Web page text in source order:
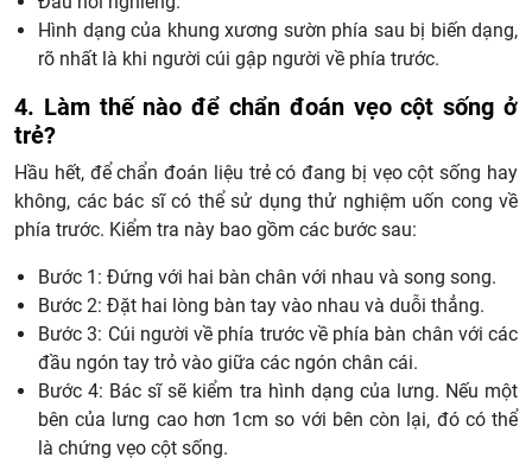
Hình dạng của khung xương sườn phía sau bị biến dạng,
rõ nhất là khi người cúi gập người về phía trước.
4. Làm thế nào để chẩn đoán vẹo cột sống ở
trẻ?
Hầu hết, để chẩn đoán liệu trẻ có đang bị vẹo cột sống hay
không, các bác sĩ có thể sử dụng thử nghiệm uốn cong về
phía trước. Kiểm tra này bao gồm các bước sau:
Bước 1: Đứng với hai bàn chân với nhau và song song.
Bước 2: Đặt hai lòng bàn tay vào nhau và duỗi thẳng.
Bước 3: Cúi người về phía trước về phía bàn chân với các
đầu ngón tay trỏ vào giữa các ngón chân cái.
Bước 4: Bác sĩ sẽ kiểm tra hình dạng của lưng. Nếu một
bên của lưng cao hơn 1cm so với bên còn lại, đó có thể
là chứng vẹo cột sống.